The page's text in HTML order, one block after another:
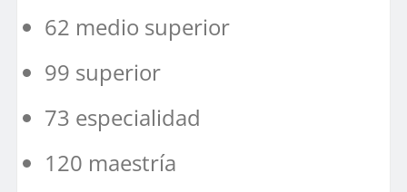
62 medio superior
99 superior
73 especialidad
120 maestría